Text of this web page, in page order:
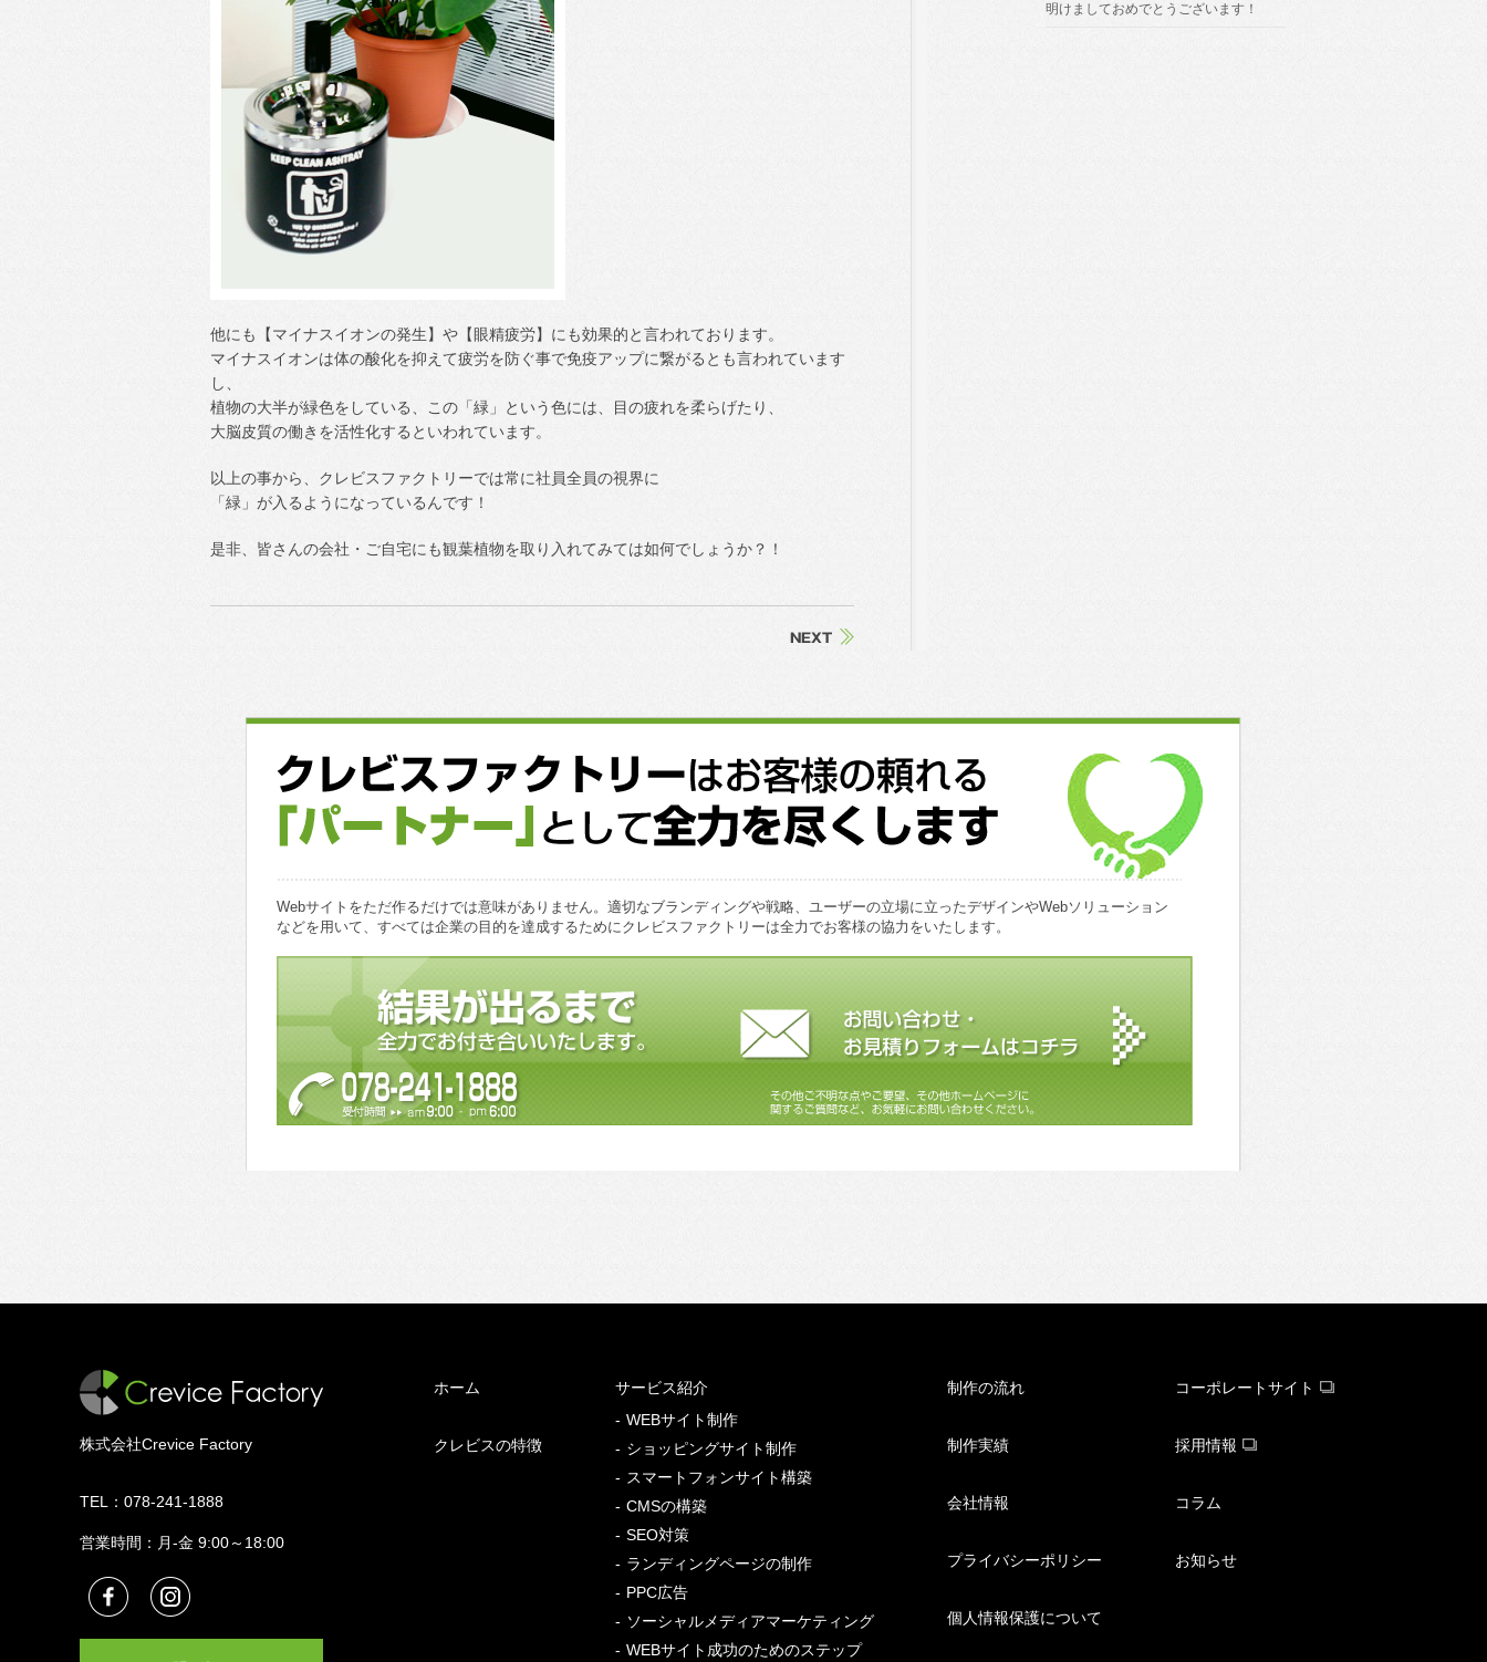
他にも【マイナスイオンの発生】や【眼精疲労】にも効果的と言われております。
マイナスイオンは体の酸化を抑えて疲労を防ぐ事で免疫アップに繋がるとも言われています
し、
植物の大半が緑色をしている、この「緑」という色には、目の疲れを柔らげたり、
大脳皮質の働きを活性化するといわれています。
以上の事から、クレビスファクトリーでは常に社員全員の視界に
「緑」が入るようになっているんです！
是非、皆さんの会社・ご自宅にも観葉植物を取り入れてみては如何でしょうか？！
明けましておめでとうございます！
Webサイトをただ作るだけでは意味がありません。適切なブランディングや戦略、ユーザーの立場に立ったデザインやWebソリューション
などを用いて、すべては企業の目的を達成するためにクレビスファクトリーは全力でお客様の協力をいたします。
株式会社Crevice Factory
TEL： 078-241-1888
営業時間：月-金 9:00～18:00
ホーム
クレビスの特徴
サービス紹介
WEBサイト制作
ショッピングサイト制作
スマートフォンサイト構築
CMSの構築
SEO対策
ランディングページの制作
PPC広告
ソーシャルメディアマーケティング
WEBサイト成功のためのステップ
制作の流れ
制作実績
会社情報
プライバシーポリシー
個人情報保護について
コーポレートサイト
採用情報
コラム
お知らせ